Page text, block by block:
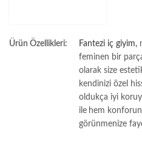
Ürün Özellikleri: Fantezi iç giyim,
feminen bir
olarak size
kendinizi özel
oldukça iyi
ile hem
görünmenize